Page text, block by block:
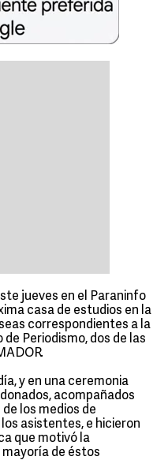
jueves en el Paraninfo
casa de estudios en la
correspondientes a la
Periodismo, dos de las
y en una ceremonia
acompañados
los medios de
asistentes, e hicieron
que motivó la
de éstos